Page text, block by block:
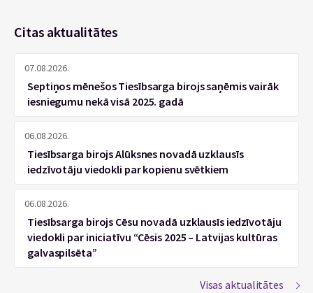
Citas aktualitātes
07.08.2026.
Septiņos mēnešos Tiesībsarga birojs saņēmis vairāk
iesniegumu nekā visā 2025. gadā
06.08.2026.
Tiesībsarga birojs Alūksnes novadā uzklausīs
iedzīvotāju viedokli par kopienu svētkiem
06.08.2026.
Tiesībsarga birojs Cēsu novadā uzklausīs iedzīvotāju
viedokli par iniciatīvu “Cēsis 2025 – Latvijas kultūras
galvaspilsēta”
Visas aktualitātes